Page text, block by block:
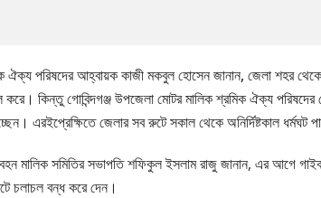
ঐক্য পরিষদের আহ্বায়ক কাজী মকবুল হোসেন জানান, জেলা শহর থেকে
কিন্তু গোবিন্দগঞ্জ উপজেলা মোটর মালিক শ্রমিক ঐক্য পরিষদের
এরইপ্রেক্ষিতে জেলার সব রুটে সকাল থেকে অনির্দিষ্টকাল ধর্মঘট
মালিক সমিতির সভাপতি শফিকুল ইসলাম রাজু জানান, এর আগে
চলাচল বন্ধ করে দেন।